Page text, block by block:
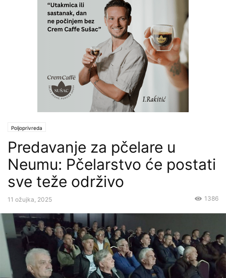
Poljoprivreda
Predavanje za pčelare u
Neumu: Pčelarstvo će postati
sve teže održivo
11 ožujka, 2025 1386